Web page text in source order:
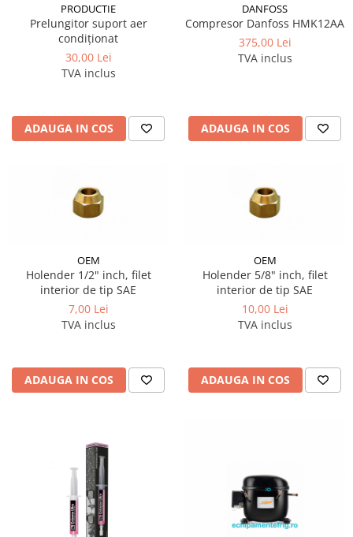
PRODUCTIE
Prelungitor suport aer
condiționat
30,00 Lei
TVA inclus
ADAUGA IN COS
DANFOSS
Compresor Danfoss HMK12AA
375,00 Lei
TVA inclus
ADAUGA IN COS
OEM
Holender 1/2" inch, filet
interior de tip SAE
7,00 Lei
TVA inclus
ADAUGA IN COS
OEM
Holender 5/8" inch, filet
interior de tip SAE
10,00 Lei
TVA inclus
ADAUGA IN COS